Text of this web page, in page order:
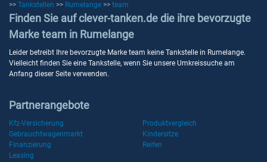
>> Tankstellen >> Rumelange >> team
Finden Sie auf clever-tanken.de die ihre bevorzugte
Marke team in Rumelange
Leider betreibt Ihre bevorzugte Marke team keine Tankstelle in Rumelange.
Vielleicht finden Sie eine Tankstelle, wenn Sie unsere Umkreissuche am
Anfang dieser Seite verwenden.
Partnerangebote
Kfz-Versicherung
Produktvergleich
Gebrauchtwagenmarkt
Kindersitze
Finanzierung
Reifen
Leasing